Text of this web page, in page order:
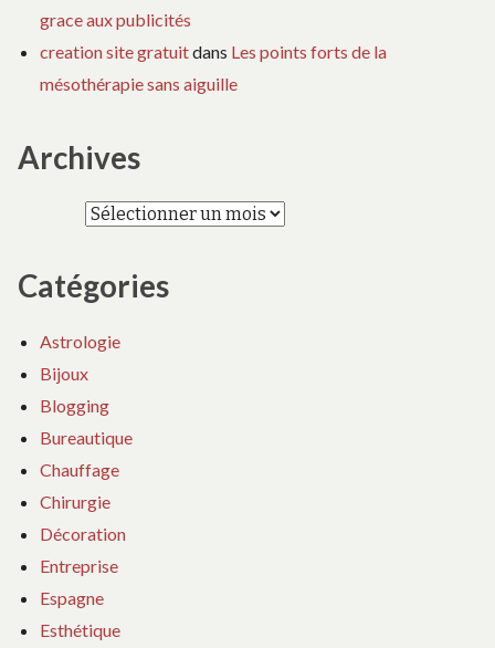
grace aux publicités
creation site gratuitdans Les points forts de la
mésothérapie sans aiguille
Archives
Catégories
Astrologie
Bijoux
Blogging
Bureautique
Chauffage
Chirurgie
Décoration
Entreprise
Espagne
Esthétique